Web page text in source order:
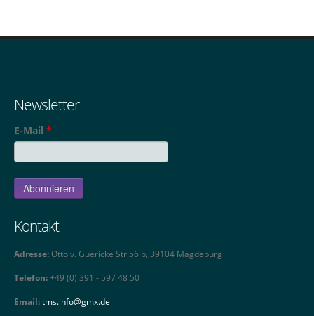
Newsletter
E-Mail *
Kontakt
Adresse:Otto v. Guericke Str.56 b, 39104 Magdeburg
Telefon:+49 (0) 391 - 597 48 50
Email:tms.info@gmx.de